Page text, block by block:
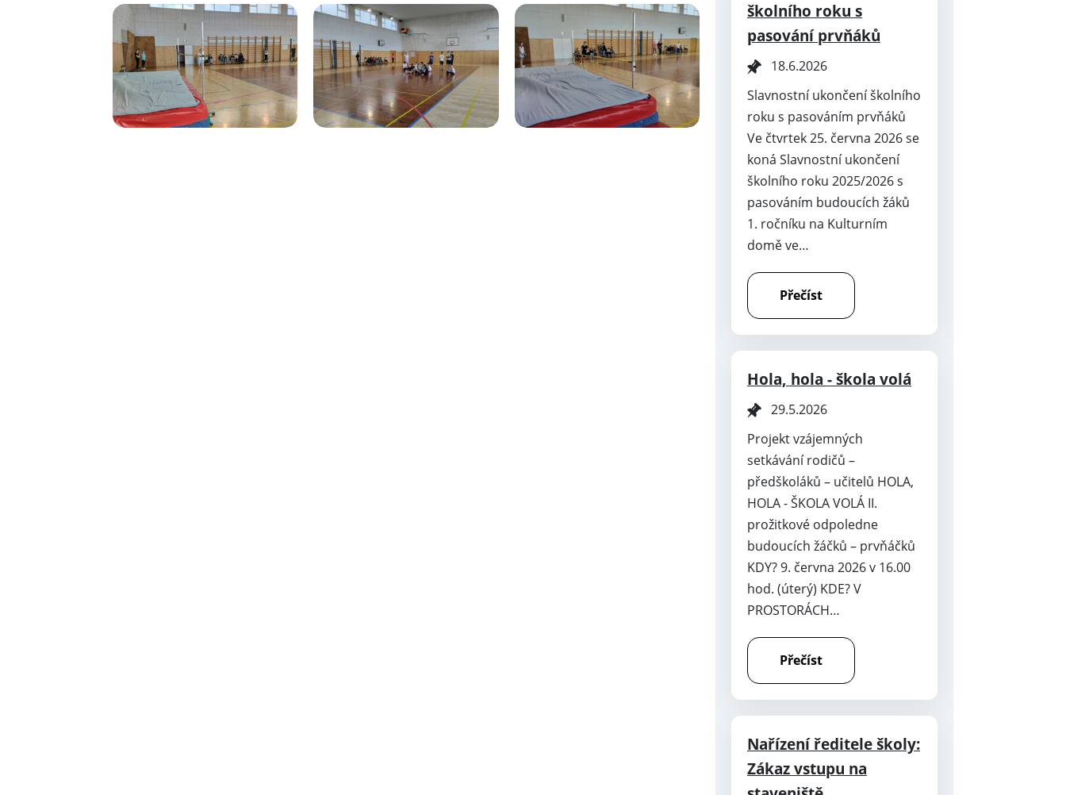
školního roku s
pasování prvňáků
18.6.2026
Slavnostní ukončení školního
roku s pasováním prvňáků
Ve čtvrtek 25. června 2026 se
koná Slavnostní ukončení
školního roku 2025/2026 s
pasováním budoucích žáků
1. ročníku na Kulturním
domě ve…
Přečíst
Hola, hola - škola volá
29.5.2026
Projekt vzájemných
setkávání rodičů –
předškoláků – učitelů HOLA,
HOLA - ŠKOLA VOLÁ II.
prožitkové odpoledne
budoucích žáčků – prvňáčků
KDY? 9. června 2026 v 16.00
hod. (úterý) KDE? V
PROSTORÁCH…
Přečíst
Nařízení ředitele školy:
Zákaz vstupu na